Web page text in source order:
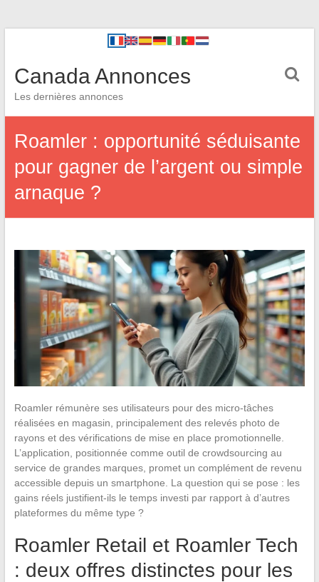
Canada Annonces
Les dernières annonces
Roamler : opportunité séduisante
pour gagner de l’argent ou simple
arnaque ?
Roamler rémunère ses utilisateurs pour des micro-tâches
réalisées en magasin, principalement des relevés photo de
rayons et des vérifications de mise en place promotionnelle.
L’application, positionnée comme outil de crowdsourcing au
service de grandes marques, promet un complément de revenu
accessible depuis un smartphone. La question qui se pose : les
gains réels justifient-ils le temps investi par rapport à d’autres
plateformes du même type ?
Roamler Retail et Roamler Tech
: deux offres distinctes pour les